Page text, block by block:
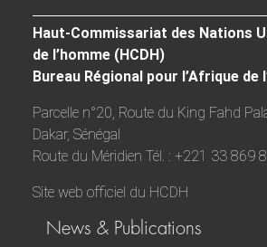
Haut-Commissariat des Nations
de l’homme (HCDH)
Bureau Régional pour l’Afrique de
Parcelle n°20, Route du King Fahd
Dakar, Sénégal
Route du Méridien Tél. : +221 33 869
Site web officiel du HCDH
News & Publications